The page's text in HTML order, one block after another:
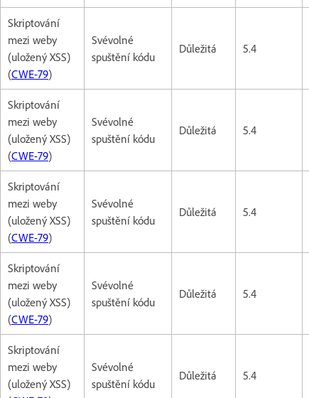
Skriptování
mezi weby
(uložený XSS)
(CWE-79)
Svévolné
spuštění kódu
Důležitá 5.4
Skriptování
mezi weby
(uložený XSS)
(CWE-79)
Svévolné
spuštění kódu
Důležitá 5.4
Skriptování
mezi weby
(uložený XSS)
(CWE-79)
Svévolné
spuštění kódu
Důležitá 5.4
Skriptování
mezi weby
(uložený XSS)
(CWE-79)
Svévolné
spuštění kódu
Důležitá 5.4
Skriptování
mezi weby
(uložený XSS)
Svévolné
spuštění kódu
Důležitá 5.4